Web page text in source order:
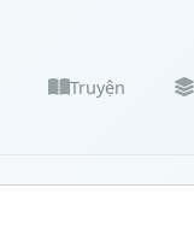
Truyện